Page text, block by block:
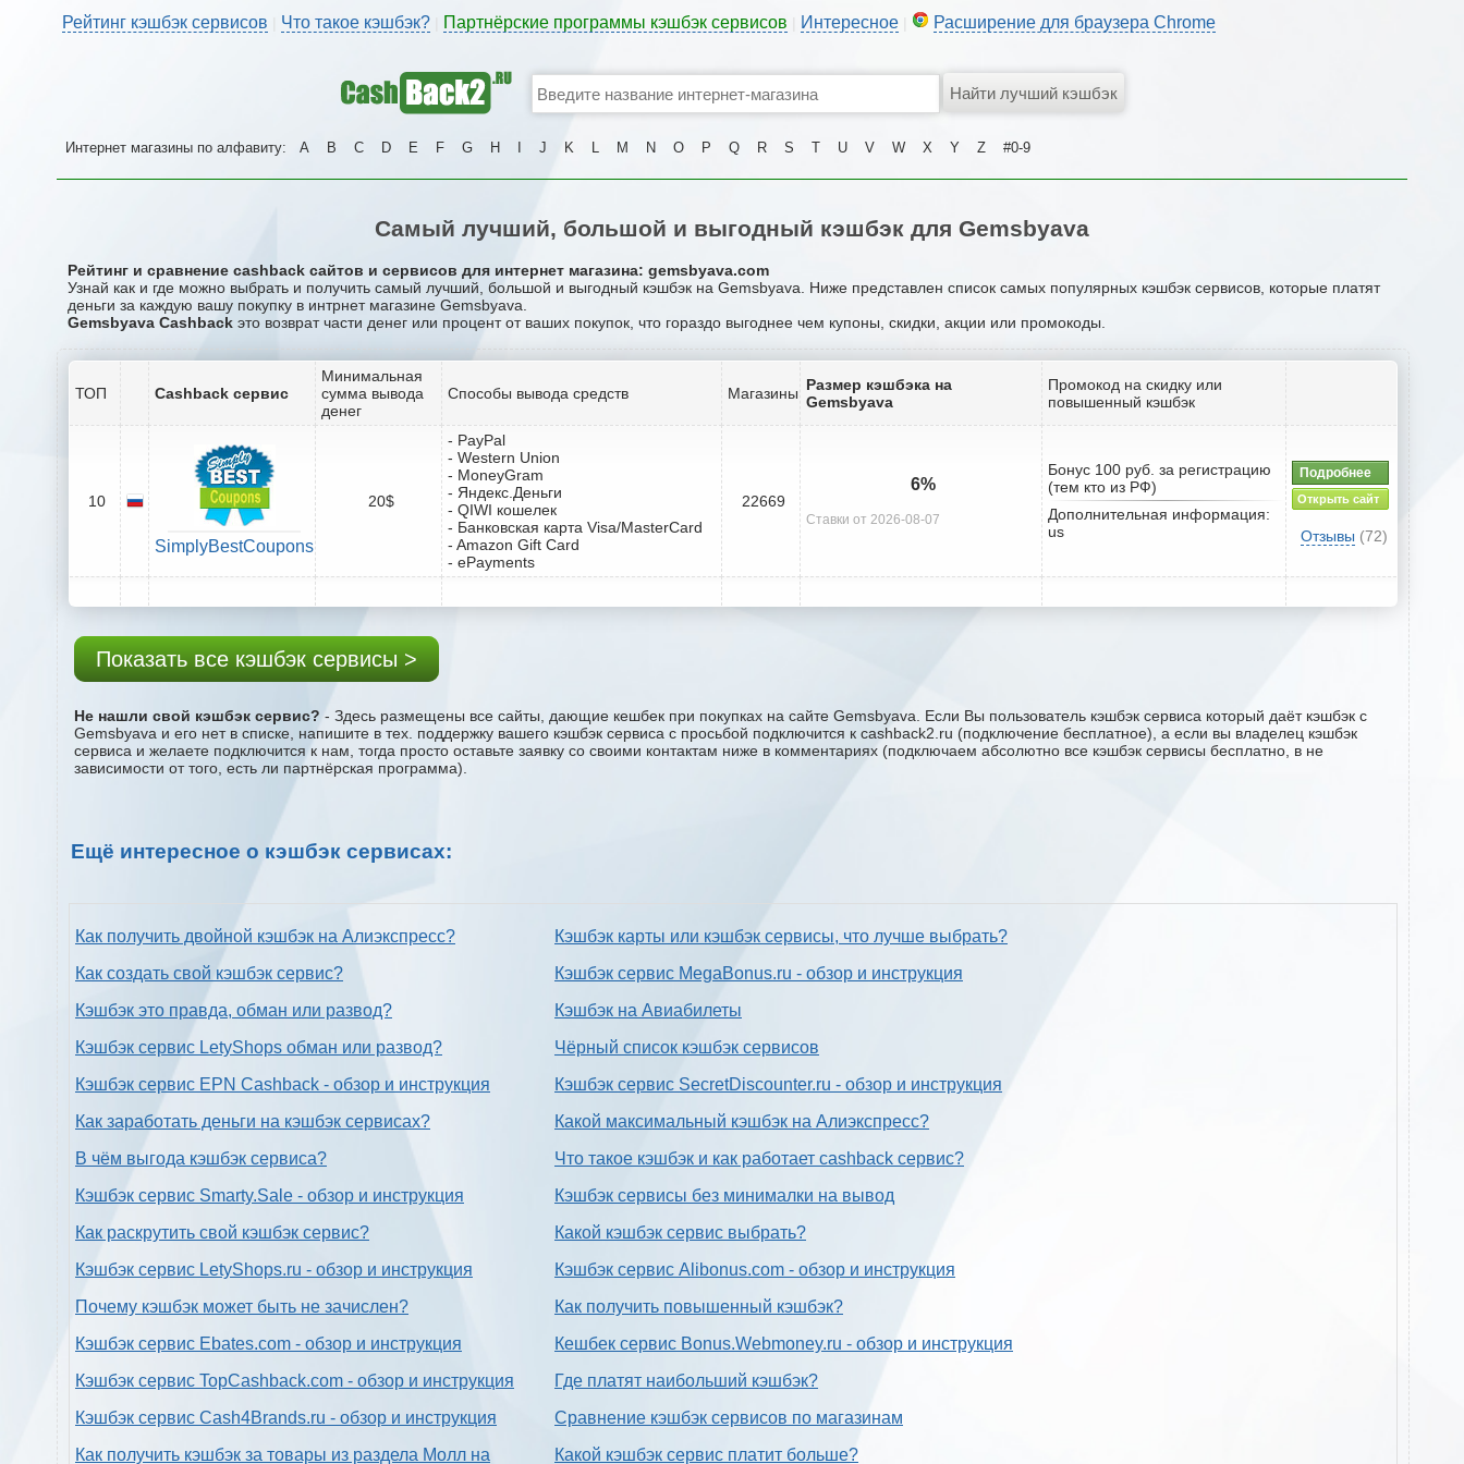
Рейтинг кэшбэк сервисов Что такое кэшбэк? Партнёрские программы кэшбэк сервисов Интересное Расширение для браузера Chrome
Интернет магазины по алфавиту: A B C D E F G H J K L M N O P Q R S T U V W X Y Z #0-9
Самый лучший, большой и выгодный кэшбэк для Gemsbyava
Рейтинг и сравнение cashback сайтов и сервисов для интернет магазина: gemsbyava.com
Узнай как и где можно выбрать и получить самый лучший, большой и выгодный кэшбэк на Gemsbyava. Ниже представлен список самых популярных кэшбэк сервисов, которые платят
деньги за каждую вашу покупку в интрнет магазине Gemsbyava.
Gemsbyava Cashback это возврат части денег или процент от ваших покупок, что гораздо выгоднее чем купоны, скидки, акции или промокоды.
ТОП Cashback сервис
Минимальная
сумма вывода
денег
Способы вывода средств Магазины Размер кэшбэка на
Gemsbyava
Промокод на скидку или
повышенный кэшбэк
10
SimplyBestCoupons
20$
- PayPal
- Western Union
- MoneyGram
- Яндекс.Деньги
- QIWI кошелек
- Банковская карта Visa/MasterCard
- Amazon Gift Card
- ePayments
22669
6%
Ставки от 2026-08-07
Бонус 100 руб. за регистрацию
(тем кто из РФ)
Дополнительная информация:
us
Подробнее
Открыть сайт
Отзывы (72)
Показать все кэшбэк сервисы >
Не нашли свой кэшбэк сервис? - Здесь размещены все сайты, дающие кешбек при покупках на сайте Gemsbyava. Если Вы пользователь кэшбэк сервиса который даёт кэшбэк с
Gemsbyava и его нет в списке, напишите в тех. поддержку вашего кэшбэк сервиса с проcьбой подключится к cashback2.ru (подключение бесплатное), а если вы владелец кэшбэк
сервиса и желаете подключится к нам, тогда просто оставьте заявку со своими контактам ниже в комментариях (подключаем абсолютно все кэшбэк сервисы бесплатно, в не
зависимости от того, есть ли партнёрская программа).
Ещё интересное о кэшбэк сервисах:
Как получить двойной кэшбэк на Алиэкспресс?
Как создать свой кэшбэк сервис?
Кэшбэк это правда, обман или развод?
Кэшбэк сервис LetyShops обман или развод?
Кэшбэк сервис EPN Cashback - обзор и инструкция
Как заработать деньги на кэшбэк сервисах?
В чём выгода кэшбэк сервиса?
Кэшбэк сервис Smarty.Sale - обзор и инструкция
Как раскрутить свой кэшбэк сервис?
Кэшбэк сервис LetyShops.ru - обзор и инструкция
Почему кэшбэк может быть не зачислен?
Кэшбэк сервис Ebates.com - обзор и инструкция
Кэшбэк сервис TopCashback.com - обзор и инструкция
Кэшбэк сервис Cash4Brands.ru - обзор и инструкция
Как получить кэшбэк за товары из раздела Молл на
Кэшбэк карты или кэшбэк сервисы, что лучше выбрать?
Кэшбэк сервис MegaBonus.ru - обзор и инструкция
Кэшбэк на Авиабилеты
Чёрный список кэшбэк сервисов
Кэшбэк сервис SecretDiscounter.ru - обзор и инструкция
Какой максимальный кэшбэк на Алиэкспресс?
Что такое кэшбэк и как работает cashback сервис?
Кэшбэк сервисы без минималки на вывод
Какой кэшбэк сервис выбрать?
Кэшбэк сервис Alibonus.com - обзор и инструкция
Как получить повышенный кэшбэк?
Кешбек сервис Bonus.Webmoney.ru - обзор и инструкция
Где платят наибольший кэшбэк?
Сравнение кэшбэк сервисов по магазинам
Какой кэшбэк сервис платит больше?